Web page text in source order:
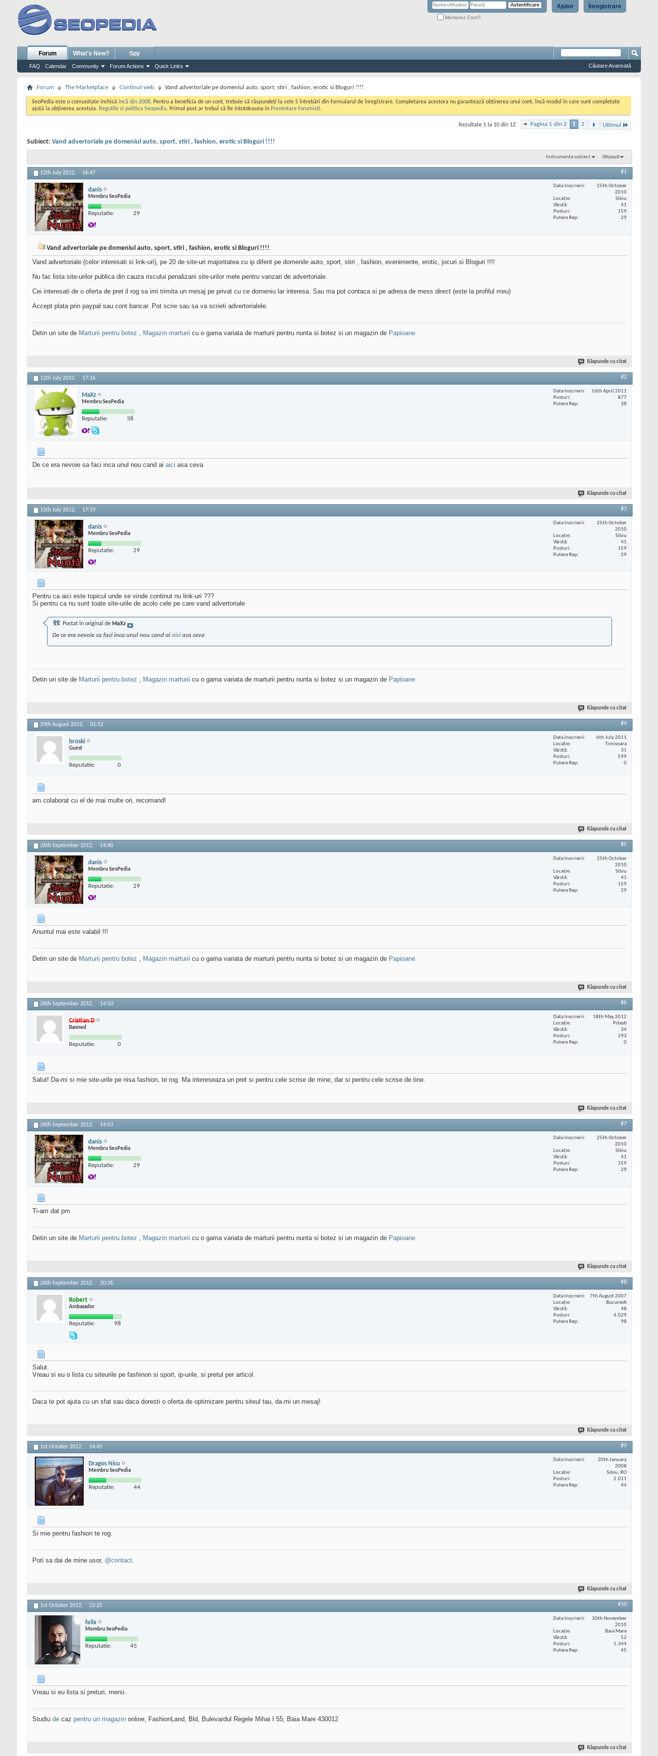
Înregistrare
Ajutor
Memorez Cont?
Forum
FAQ Calendar Community Forum Actions Quick Links
What's New? Spy
Căutare Avansată
Forum The Marketplace Continut web Vand advertoriale pe domeniul auto, sport, stiri , fashion, erotic si Bloguri !!!!
SeoPedia este o comunitate inchisă incă din 2008. Pentru a beneficia de un cont, trebuie să răspundeți la cele 5 întrebări din formularul de înregistrare. Completarea acestora nu garantează obținerea unui cont, însă modul în care sunt completate
ajută la obținerea acestuia. Regulile si politica Seopedia. Primul post ar trebui să fie intotdeauna in Prezentare forumisti.
Pagina 1 din 2 1 2 Ultimul
Rezultate 1 la 10 din 12
Subiect: Vand advertoriale pe domeniul auto, sport, stiri , fashion, erotic si Bloguri !!!!
Instrumente subiect Afișează
12th July 2012, 16:47 #1
danis
Membru SeoPedia
Reputatie: 29
Data înscrierii
25th October
2010
Locaţie
Sibiu
Vârstă
41
Posturi
159
Putere Rep
29
Vand advertoriale pe domeniul auto, sport, stiri , fashion, erotic si Bloguri !!!!
Vand advertoriale (celor interesati si link-uri), pe 20 de site-uri majoritatea cu ip diferit pe domenile auto, sport, stiri , fashion, evenimente, erotic, jocuri si Bloguri !!!!
Nu fac lista site-urilor publica din cauza riscului penalizarii site-urilor mele pentru vanzari de advertoriale.
Cei interesati de o oferta de pret il rog sa imi trimita un mesaj pe privat cu ce domeniu lar interesa. Sau ma pot contaca si pe adresa de mess direct (este la profilul meu)
Accept plata prin paypal sau cont bancar. Pot scrie sau sa va scrieti advertorialele.
Detin un site de Marturii pentru botez , Magazin marturii cu o gama variata de marturii pentru nunta si botez si un magazin de Papioane
Răspunde cu citat
12th July 2012, 17:16 #2
MaXz
Membru SeoPedia
Reputatie: 38
Data înscrierii
16th April 2011
Posturi
877
Putere Rep
38
De ce era nevoie sa faci inca unul nou cand ai aici asa ceva
Răspunde cu citat
12th July 2012, 17:19 #3
danis
Membru SeoPedia
Reputatie: 29
Data înscrierii
25th October
2010
Locaţie
Sibiu
Vârstă
41
Posturi
159
Putere Rep
29
Pentru ca aici este topicul unde se vinde continut nu link-uri ???
Si pentru ca nu sunt toate site-urile de acolo cele pe care vand advertoriale
Postat în original de MaXz
De ce era nevoie sa faci inca unul nou cand ai aici asa ceva
Detin un site de Marturii pentru botez , Magazin marturii cu o gama variata de marturii pentru nunta si botez si un magazin de Papioane
Răspunde cu citat
29th August 2012, 01:52 #4
broski
Guest
Reputatie: 0
Data înscrierii
6th July 2011
Locaţie
Timisoara
Vârstă
31
Posturi
599
Putere Rep
0
am colaborat cu el de mai multe ori, recomand!
Răspunde cu citat
26th September 2012, 14:40 #5
danis
Membru SeoPedia
Reputatie: 29
Data înscrierii
25th October
2010
Locaţie
Sibiu
Vârstă
41
Posturi
159
Putere Rep
29
Anuntul mai este valabil !!!
Detin un site de Marturii pentru botez , Magazin marturii cu o gama variata de marturii pentru nunta si botez si un magazin de Papioane
Răspunde cu citat
26th September 2012, 14:50 #6
Cristian D
Banned
Reputatie: 0
Data înscrierii
18th May 2012
Locaţie
Pitesti
Vârstă
34
Posturi
293
Putere Rep
0
Salut! Da-mi si mie site-urile pe nisa fashion, te rog. Ma intereseaza un pret si pentru cele scrise de mine, dar si pentru cele scrise de tine.
Răspunde cu citat
26th September 2012, 14:53 #7
danis
Membru SeoPedia
Reputatie: 29
Data înscrierii
25th October
2010
Locaţie
Sibiu
Vârstă
41
Posturi
159
Putere Rep
29
Ti-am dat pm
Detin un site de Marturii pentru botez , Magazin marturii cu o gama variata de marturii pentru nunta si botez si un magazin de Papioane
Răspunde cu citat
26th September 2012, 20:26 #8
Robert
Ambasador
Reputatie: 98
Data înscrierii
7th August 2007
Locaţie
Bucuresti
Vârstă
48
Posturi
4.029
Putere Rep
98
Salut.
Vreau si eu o lista cu siteurile pe fashinon si sport, ip-urile, si pretul per articol.
Daca te pot ajuta cu un sfat sau daca doresti o oferta de optimizare pentru siteul tau, da-mi un mesaj!
Răspunde cu citat
1st October 2012, 14:45 #9
Dragos Nicu
Membru SeoPedia
Reputatie: 44
Data înscrierii
20th January
2008
Locaţie
Sibiu, RO
Posturi
2.011
Putere Rep
44
Si mie pentru fashion te rog.
Poti sa dai de mine usor, @contact.
Răspunde cu citat
1st October 2012, 22:25 #10
felix
Membru SeoPedia
Reputatie: 45
Data înscrierii
30th November
2010
Locaţie
Baia Mare
Vârstă
52
Posturi
1.344
Putere Rep
45
Vreau si eu lista si preturi, mersi.
Studiu de caz pentru un magazin online, FashionLand, Bld, Bulevardul Regele Mihai I 55, Baia Mare 430012
Răspunde cu citat